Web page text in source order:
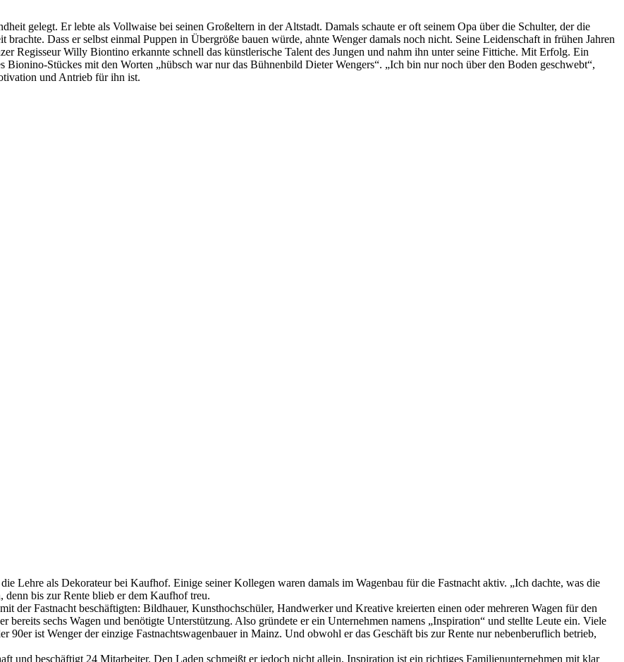
gelegt. Er lebte als Vollwaise bei seinen Großeltern in der Altstadt. Damals schaute er oft seinem Opa über die Schulter, der die
Dass er selbst einmal Puppen in Übergröße bauen würde, ahnte Wenger damals noch nicht. Seine Leidenschaft in frühen Jahren
Regisseur Willy Biontino erkannte schnell das künstlerische Talent des Jungen und nahm ihn unter seine Fittiche. Mit Erfolg. Ein
Stückes mit den Worten „hübsch war nur das Bühnenbild Dieter Wengers“. „Ich bin nur noch über den Boden geschwebt“,
und Antrieb für ihn ist.
Lehre als Dekorateur bei Kaufhof. Einige seiner Kollegen waren damals im Wagenbau für die Fastnacht aktiv. „Ich dachte, was die
denn bis zur Rente blieb er dem Kaufhof treu.
der Fastnacht beschäftigten: Bildhauer, Kunsthochschüler, Handwerker und Kreative kreierten einen oder mehreren Wagen für den
sechs Wagen und benötigte Unterstützung. Also gründete er ein Unternehmen namens „Inspiration“ und stellte Leute ein. Viele
90er ist Wenger der einzige Fastnachtswagenbauer in Mainz. Und obwohl er das Geschäft bis zur Rente nur nebenberuflich betrieb,
und beschäftigt 24 Mitarbeiter. Den Laden schmeißt er jedoch nicht allein, Inspiration ist ein richtiges Familienunternehmen mit klar